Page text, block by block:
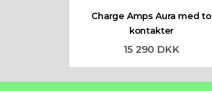
Charge Amps Aura med to
kontakter
15 290 DKK